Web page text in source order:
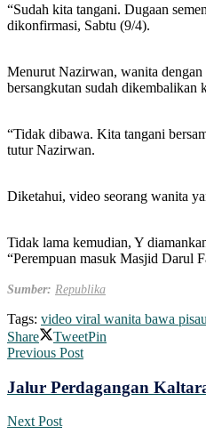
“Sudah kita tangani. Dugaan
dikonfirmasi, Sabtu (9/4).
Menurut Nazirwan, wanita
bersangkutan sudah dikembalikan
“Tidak dibawa. Kita tangani
tutur Nazirwan.
Diketahui, video seorang wanita
Tidak lama kemudian, Y
“Perempuan masuk Masjid Darul
Sumber: Republika
Tags: video viral wanita bawa pisau
Share
TweetPin
Previous Post
Jalur Perdagangan
Next Post